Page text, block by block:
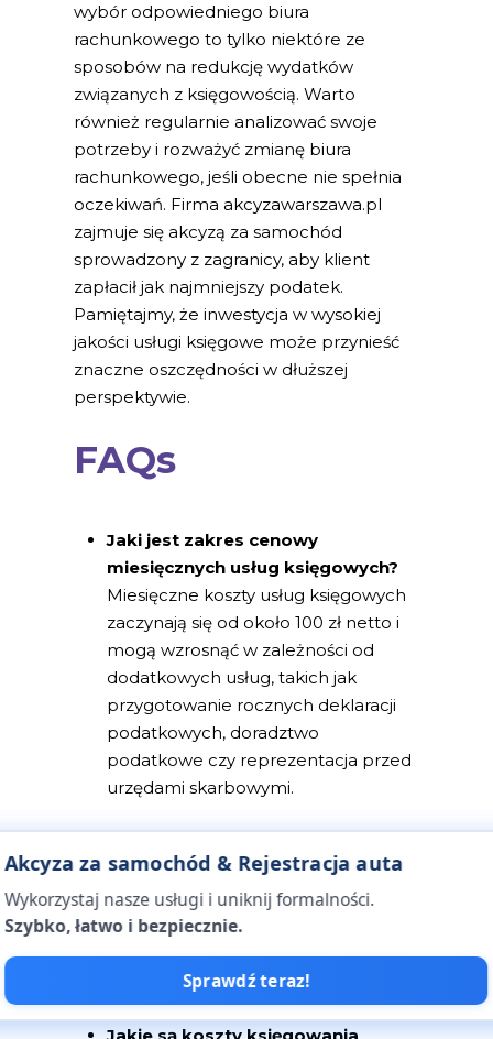
Akcyza za samochód & Rejestracja auta
Wykorzystaj nasze usługi i uniknij formalności.
Szybko, łatwo i bezpiecznie.
Sprawdź teraz!
Akcyza za samochód & Rejestracja auta
Wykorzystaj nasze usługi i uniknij formalności.
Szybko, łatwo i bezpiecznie.
Sprawdź teraz!
wybór odpowiedniego biura
rachunkowego to tylko niektóre ze
sposobów na redukcję wydatków
związanych z księgowością. Warto
również regularnie analizować swoje
potrzeby i rozważyć zmianę biura
rachunkowego, jeśli obecne nie spełnia
oczekiwań. Firma akcyzawarszawa.pl
zajmuje się akcyzą za samochód
sprowadzony z zagranicy, aby klient
zapłacił jak najmniejszy podatek.
Pamiętajmy, że inwestycja w wysokiej
jakości usługi księgowe może przynieść
znaczne oszczędności w dłuższej
perspektywie.
FAQs
Jaki jest zakres cenowy
miesięcznych usług księgowych?
Miesięczne koszty usług księgowych
zaczynają się od około 100 zł netto i
mogą wzrosnąć w zależności od
dodatkowych usług, takich jak
przygotowanie rocznych deklaracji
podatkowych, doradztwo
podatkowe czy reprezentacja przed
urzędami skarbowymi.
pracy księgowej?Stawka za godzinę
pracy księgowej wynosi zazwyczaj 100
zł, ale może być ustalana
indywidualnie w zależności od
specyfiki zlecenia.